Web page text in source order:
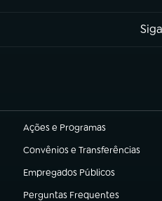
Ações e Programas
(abre em nova aba)
Convênios e Transferências
(abre em nova aba)
Empregados Públicos
(abre em nova aba)
Perguntas Frequentes